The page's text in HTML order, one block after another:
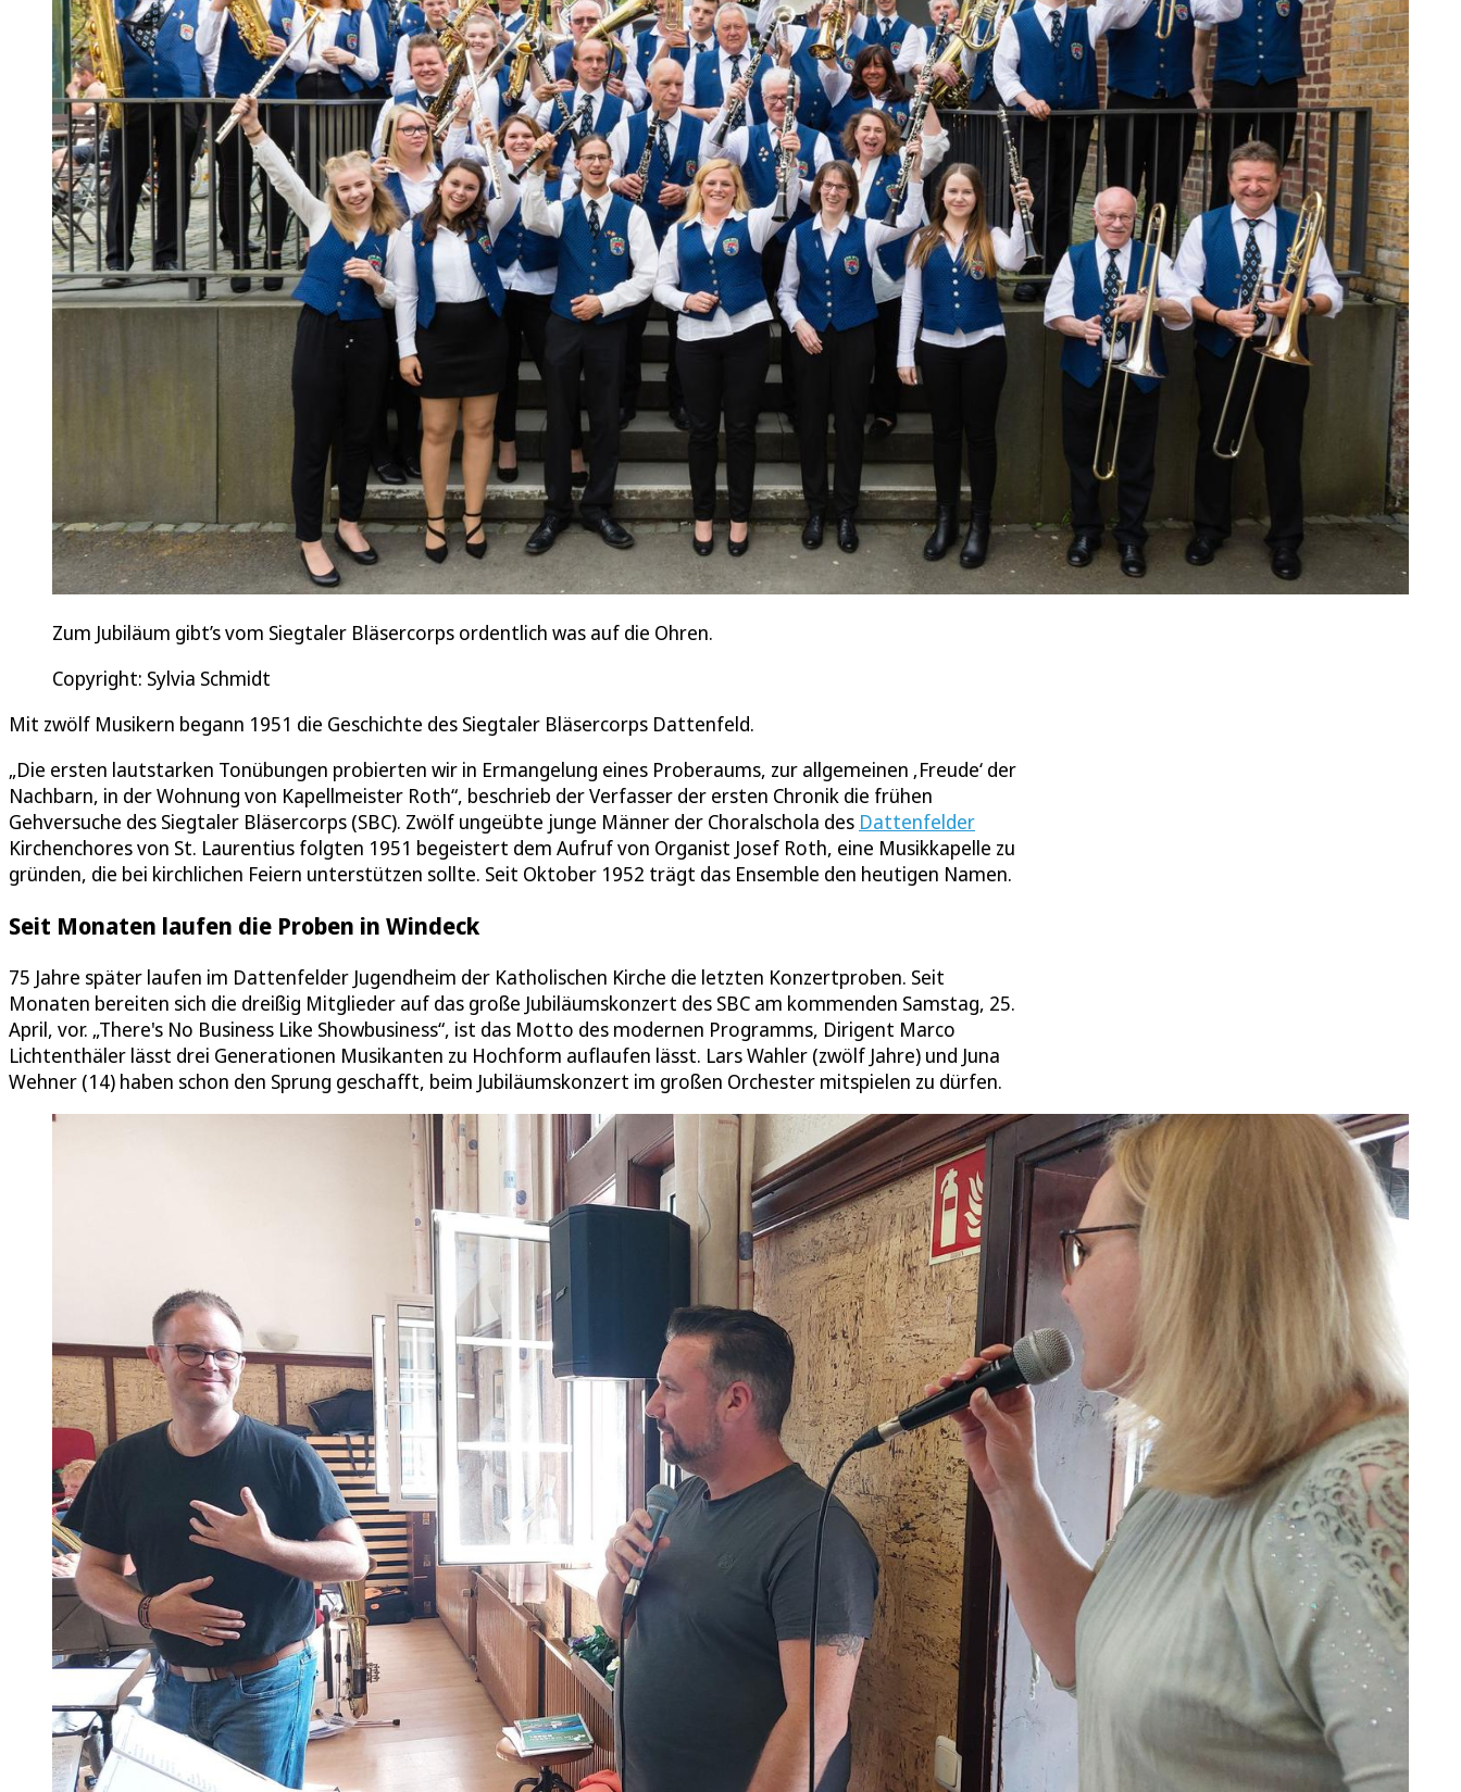
Zum Jubiläum gibt’s vom Siegtaler Bläsercorps ordentlich was auf die Ohren.
Copyright: Sylvia Schmidt
Mit zwölf Musikern begann 1951 die Geschichte des Siegtaler Bläsercorps Dattenfeld.
„Die ersten lautstarken Tonübungen probierten wir in Ermangelung eines Proberaums, zur allgemeinen ‚Freude‘ der
Nachbarn, in der Wohnung von Kapellmeister Roth“, beschrieb der Verfasser der ersten Chronik die frühen
Gehversuche des Siegtaler Bläsercorps (SBC). Zwölf ungeübte junge Männer der Choralschola des Dattenfelder
Kirchenchores von St. Laurentius folgten 1951 begeistert dem Aufruf von Organist Josef Roth, eine Musikkapelle zu
gründen, die bei kirchlichen Feiern unterstützen sollte. Seit Oktober 1952 trägt das Ensemble den heutigen Namen.
Seit Monaten laufen die Proben in Windeck
75 Jahre später laufen im Dattenfelder Jugendheim der Katholischen Kirche die letzten Konzertproben. Seit
Monaten bereiten sich die dreißig Mitglieder auf das große Jubiläumskonzert des SBC am kommenden Samstag, 25.
April, vor. „There's No Business Like Showbusiness“, ist das Motto des modernen Programms, Dirigent Marco
Lichtenthäler lässt drei Generationen Musikanten zu Hochform auflaufen lässt. Lars Wahler (zwölf Jahre) und Juna
Wehner (14) haben schon den Sprung geschafft, beim Jubiläumskonzert im großen Orchester mitspielen zu dürfen.